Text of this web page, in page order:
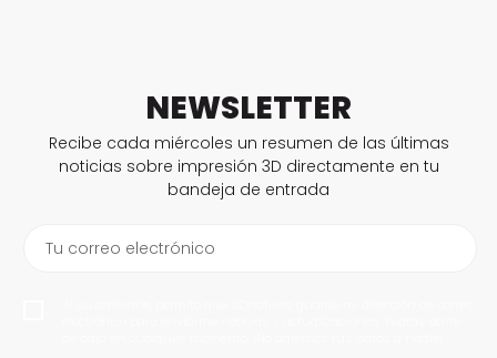
NEWSLETTER
Recibe cada miércoles un resumen de las últimas
noticias sobre impresión 3D directamente en tu
bandeja de entrada
Tu correo electrónico